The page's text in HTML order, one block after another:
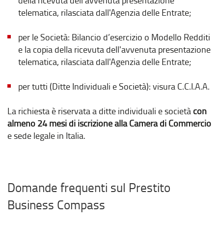
telematica, rilasciata dall'Agenzia delle Entrate;
per le Società: Bilancio d’esercizio o Modello Redditi
e la copia della ricevuta dell'avvenuta presentazione
telematica, rilasciata dall'Agenzia delle Entrate;
per tutti (Ditte Individuali e Società): visura C.C.I.A.A.
La richiesta è riservata a ditte individuali e società con
almeno 24 mesi di iscrizione alla Camera di Commercio
e sede legale in Italia.
Domande frequenti sul Prestito
Business Compass